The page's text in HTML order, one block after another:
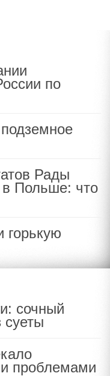
по
Рады
в Польше: что
горькую
сочный
суеты
проблемами